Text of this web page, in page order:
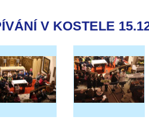
V KOSTELE